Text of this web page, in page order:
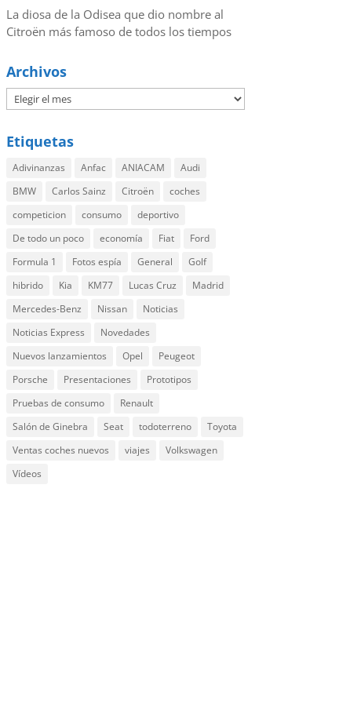
La diosa de la Odisea que dio nombre al
Citroën más famoso de todos los tiempos
Archivos
Etiquetas
Adivinanzas Anfac ANIACAM
Audi
BMW
Carlos Sainz Citroën
coches
competicion
consumo
deportivo
De todo un poco
economía Fiat
Ford
Formula 1
Fotos espía General
Golf
hibrido
Kia KM77 Lucas Cruz
Madrid
Mercedes-Benz
Nissan
Noticias
Noticias Express
Novedades
Nuevos lanzamientos
Opel
Peugeot
Porsche
Presentaciones
Prototipos
Pruebas de consumo
Renault
Salón de Ginebra
Seat todoterreno
Toyota
Ventas coches nuevos
viajes
Volkswagen
Vídeos